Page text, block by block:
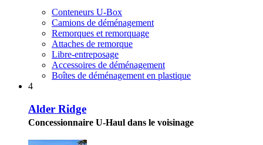
Conteneurs U-Box
Camions de déménagement
Remorques et remorquage
Attaches de remorque
Libre-entreposage
Accessoires de déménagement
Boîtes de déménagement en plastique
4
Alder Ridge
Concessionnaire U-Haul dans le voisinage